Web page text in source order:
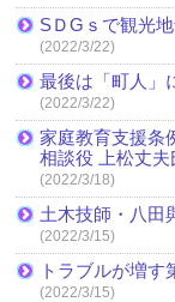
SＤGｓで観光
(2022/3/22)
最後は「町人」
(2022/3/22)
家庭教育支援
相談役 上松丈夫
(2022/3/18)
土木技師・八田
(2022/3/15)
トラブルが増す
(2022/3/15)